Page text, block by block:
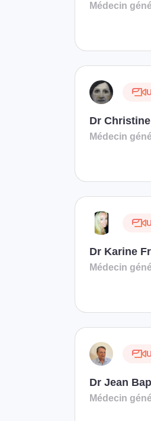
Médecin
Dr
Médecin
Dr Karine
Médecin
Dr Jean
Médecin